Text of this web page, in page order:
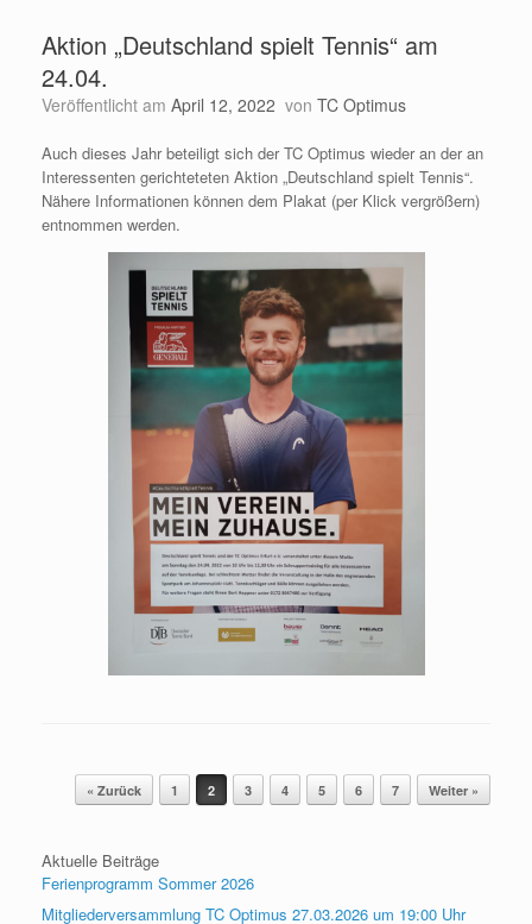
Aktion „Deutschland spielt Tennis“ am
24.04.
Veröffentlicht am April 12, 2022 von TC Optimus
Auch dieses Jahr beteiligt sich der TC Optimus wieder an der an
Interessenten gerichteteten Aktion „Deutschland spielt Tennis“.
Nähere Informationen können dem Plakat (per Klick vergrößern)
entnommen werden.
Beitragsnavigation
« Zurück 1 2 3 4 5 6 7 Weiter »
Aktuelle Beiträge
Ferienprogramm Sommer 2026
Mitgliederversammlung TC Optimus 27.03.2026 um 19:00 Uhr